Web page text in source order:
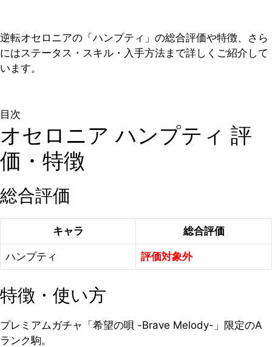
逆転オセロニアの「ハンプティ」の総合評価や特徴、さら
にはステータス・スキル・入手方法まで詳しくご紹介して
います。
目次
オセロニア ハンプティ 評
価・特徴
総合評価
キャラ 総合評価
ハンプティ 評価対象外
特徴・使い方
プレミアムガチャ「希望の唄 -Brave Melody-」限定のA
ランク駒。